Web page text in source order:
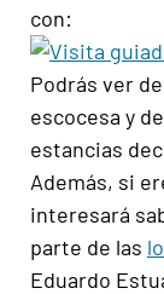
con:
Podrás ver
escocesa y
estancias
Además, si
interesará
parte de las
Eduardo